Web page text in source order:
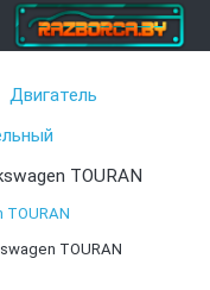
Двигатель
TOURAN
TOURAN